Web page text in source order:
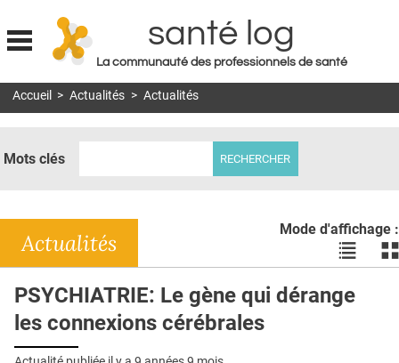
Jump to navigation
santé log
La communauté des professionnels de santé
MON COMPTE
DOSSIERS
RÉSEAUX
E-REVUE SAD
Accueil > Actualités > Actualités
Mots clés
Mode d'affichage :
Voir
les
en
les
Actualités
PSYCHIATRIE: Le gène qui dérange
les connexions cérébrales